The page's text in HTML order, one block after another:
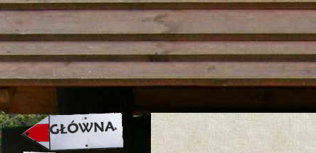
strona w naprawie zapraszamy